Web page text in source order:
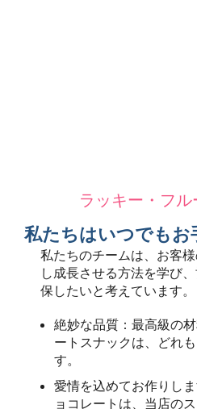
ラッキー・フ
私たちはいつでも
私たちのチームは、お客
し成長させる方法を学び
保したいと考えています。
絶妙な品質：最高級の
ートスナックは、どれ
す。
愛情を込めてお作りし
ョコレートは、当店の